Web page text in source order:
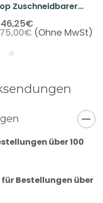
Zuschneidbarer
Haarteil Für
- (Ohne MwSt)
über 100
Bestellungen über